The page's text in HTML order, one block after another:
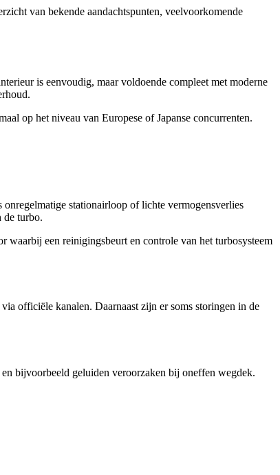
van bekende aandachtspunten, veelvoorkomende
is eenvoudig, maar voldoende compleet met moderne
op het niveau van Europese of Japanse concurrenten.
onregelmatige stationairloop of lichte vermogensverlies
de turbo.
een reinigingsbeurt en controle van het turbosysteem
officiële kanalen. Daarnaast zijn er soms storingen in de
bijvoorbeeld geluiden veroorzaken bij oneffen wegdek.